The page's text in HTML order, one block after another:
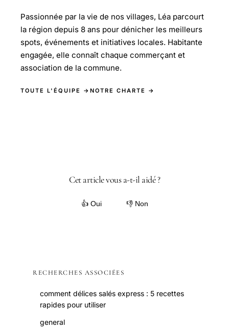
Passionnée par la vie de nos villages, Léa parcourt
la région depuis 8 ans pour dénicher les meilleurs
spots, événements et initiatives locales. Habitante
engagée, elle connaît chaque commerçant et
association de la commune.
TOUTE L'ÉQUIPE → NOTRE CHARTE →
Cet article vous a-t-il aidé ?
👍 Oui 👎 Non
RECHERCHES ASSOCIÉES
comment délices salés express : 5 recettes
rapides pour utiliser
general